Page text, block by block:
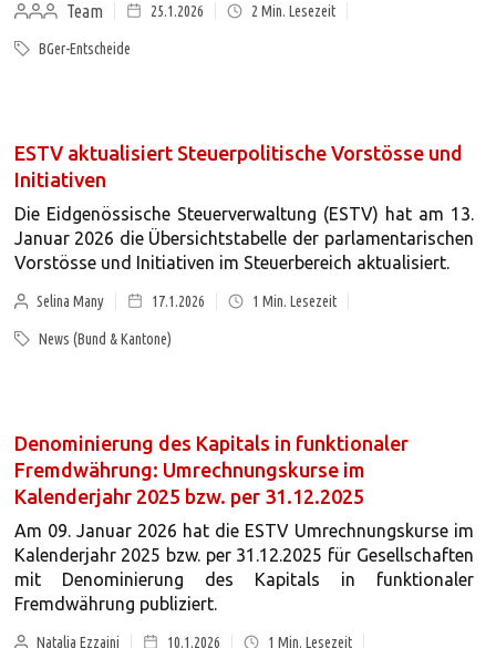
Team
25.1.2026 2 Min. Lesezeit
BGer-Entscheide
ESTV aktualisiert Steuerpolitische Vorstösse und
Initiativen
Die Eidgenössische Steuerverwaltung (ESTV) hat am 13.
Januar 2026 die Übersichtstabelle der parlamentarischen
Vorstösse und Initiativen im Steuerbereich aktualisiert.
Selina Many 17.1.2026 1 Min. Lesezeit
News (Bund & Kantone)
Denominierung des Kapitals in funktionaler
Fremdwährung: Umrechnungskurse im
Kalenderjahr 2025 bzw. per 31.12.2025
Am 09. Januar 2026 hat die ESTV Umrechnungskurse im
Kalenderjahr 2025 bzw. per 31.12.2025 für Gesellschaften
mit Denominierung des Kapitals in funktionaler
Fremdwährung publiziert.
Natalja Ezzaini 10.1.2026 1 Min. Lesezeit